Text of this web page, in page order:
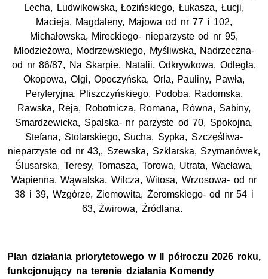
Lecha, Ludwikowska, Łozińskiego, Łukasza, Łucji,
Macieja, Magdaleny, Majowa od nr77 i 102,
Michałowska, Mireckiego- nieparzyste od nr95,
Młodzieżowa, Modrzewskiego, Myśliwska, Nadrzeczna-
od nr86/87, Na Skarpie, Natalii, Odkrywkowa, Odległa,
Okopowa, Olgi, Opoczyńska, Orla, Pauliny, Pawła,
Peryferyjna, Pliszczyńskiego, Podoba, Radomska,
Rawska, Reja, Robotnicza, Romana, Równa, Sabiny,
Smardzewicka, Spalska- nr parzyste od 70, Spokojna,
Stefana, Stolarskiego, Sucha, Sypka, Szczęśliwa-
nieparzyste od nr43,, Szewska, Szklarska, Szymanówek,
Ślusarska, Teresy, Tomasza, Torowa, Utrata, Wacława,
Wapienna, Wąwalska, Wilcza, Witosa, Wrzosowa- od nr
38 i 39, Wzgórze, Ziemowita, Żeromskiego- od nr54 i
63, Żwirowa, Źródlana.
Plan działania priorytetowego w II półroczu 2026 roku,
funkcjonujący na terenie działania Komendy